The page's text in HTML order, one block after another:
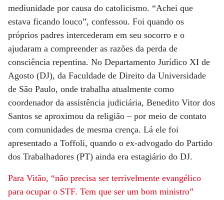
mediunidade por causa do catolicismo. “Achei que
estava ficando louco”, confessou. Foi quando os
próprios padres intercederam em seu socorro e o
ajudaram a compreender as razões da perda de
consciência repentina. No Departamento Jurídico XI de
Agosto (DJ), da Faculdade de Direito da Universidade
de São Paulo, onde trabalha atualmente como
coordenador da assistência judiciária, Benedito Vitor dos
Santos se aproximou da religião – por meio de contato
com comunidades de mesma crença. Lá ele foi
apresentado a Toffoli, quando o ex-advogado do Partido
dos Trabalhadores (PT) ainda era estagiário do DJ.
Para Vitão, “não precisa ser terrivelmente evangélico
para ocupar o STF. Tem que ser um bom ministro”